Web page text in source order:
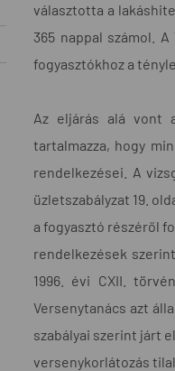
választotta a
365 nappal számol.
fogyasztókhoz a
Az eljárás alá vont
tartalmazza, hogy
rendelkezései. A
üzletszabályzat 19.
a fogyasztó részéről
rendelkezések
1996. évi CXII.
Versenytanács azt
szabályai szerint járt
versenykorlátozás